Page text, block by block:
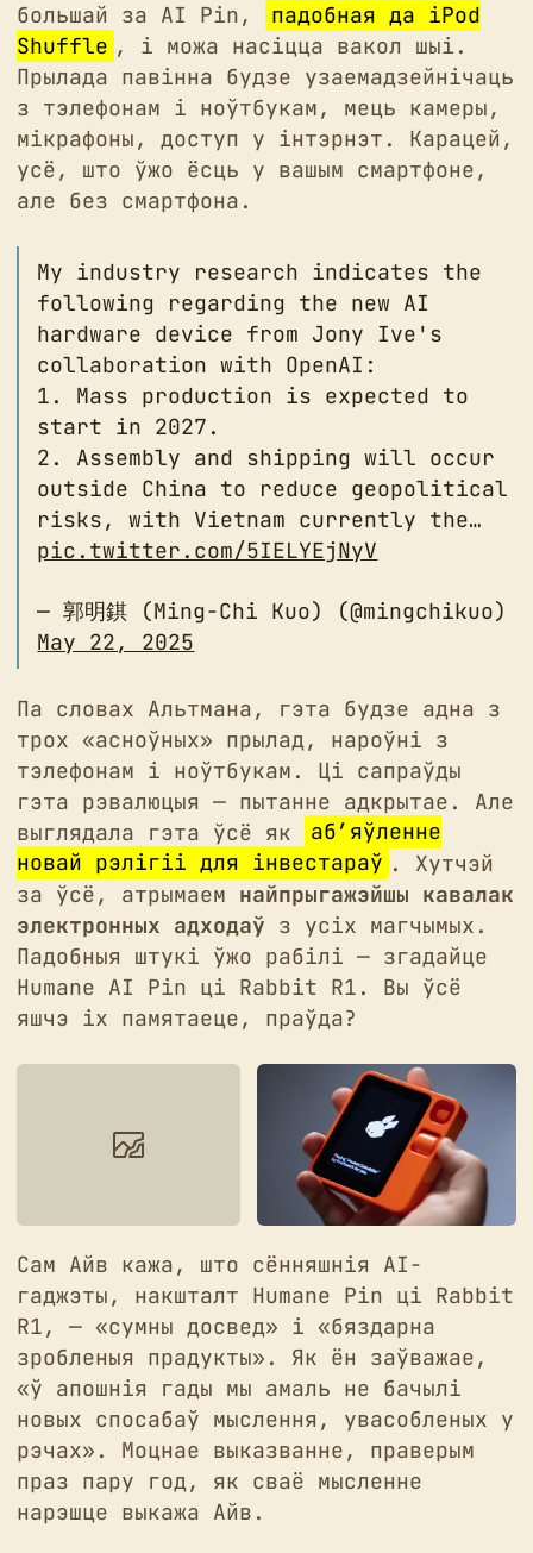
большай за AI Pin,
падобная да iPod
Shuffle , і можа насіцца вакол шыі.
Прылада павінна будзе узаемадзейнічаць
з тэлефонам і ноўтбукам, мець камеры,
мікрафоны, доступ у інтэрнэт. Карацей,
усё, што ўжо ёсць у вашым смартфоне,
але без смартфона.
My industry research indicates the
following regarding the new AI
hardware device from Jony Ive's
collaboration with OpenAI:
1. Mass production is expected to
start in 2027.
2. Assembly and shipping will occur
outside China to reduce geopolitical
risks, with Vietnam currently the…
pic.twitter.com/5IELYEjNyV
— 郭明錤 (Ming-Chi Kuo) (@mingchikuo)
May 22, 2025
Па словах Альтмана, гэта будзе адна з
трох «асноўных» прылад, нароўні з
тэлефонам і ноўтбукам. Ці сапраўды
гэта рэвалюцыя — пытанне адкрытае. Але
выглядала гэта ўсё як
аб’яўленне
новай рэлігіі для інвестараў . Хутчэй
за ўсё, атрымаем найпрыгажэйшы кавалак
электронных адходаў з усіх магчымых.
Падобныя штукі ўжо рабілі — згадайце
Humane AI Pin ці Rabbit R1. Вы ўсё
яшчэ іх памятаеце, праўда?
Сам Айв кажа, што сённяшнія AI-
гаджэты, накшталт Humane Pin ці Rabbit
R1, — «сумны досвед» і «бяздарна
зробленыя прадукты». Як ён заўважае,
«ў апошнія гады мы амаль не бачылі
новых спосабаў мыслення, увасобленых у
рэчах». Моцнае выказванне, праверым
праз пару год, як сваё мысленне
нарэшце выкажа Айв.